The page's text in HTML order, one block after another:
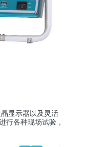
显示器以及灵活
行各种现场试验，